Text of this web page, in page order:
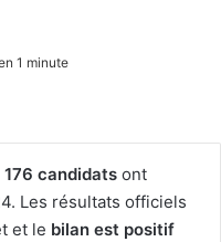
1 minute
176 candidats ont
Les résultats officiels
et le bilan est positif